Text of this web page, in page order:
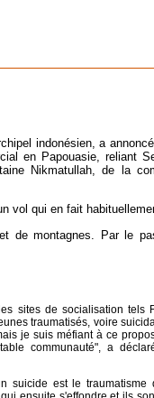
indonésien, a
en Papouasie, reliant
Nikmatullah, de la
vol qui en fait
de montagnes. Par le
sites de socialisation tels
traumatisés, voire
je suis méfiant à ce
communauté", a
suicide est le traumatisme